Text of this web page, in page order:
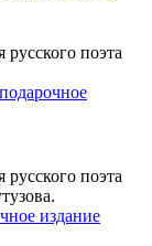
поэта
поэта
издание